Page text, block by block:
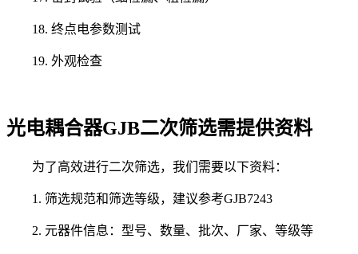
18. 终点电参数测试
19. 外观检查
光电耦合器GJB二次筛选需提供资料
为了高效进行二次筛选，我们需要以下资料：
1. 筛选规范和筛选等级，建议参考GJB7243
2. 元器件信息：型号、数量、批次、厂家、等级等